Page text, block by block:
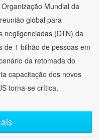
Mundial da
global para
negligenciadas (DTN) da
de 1 bilhão de pessoas em
da retomada do
capacitação dos novos
torna-se crítica,